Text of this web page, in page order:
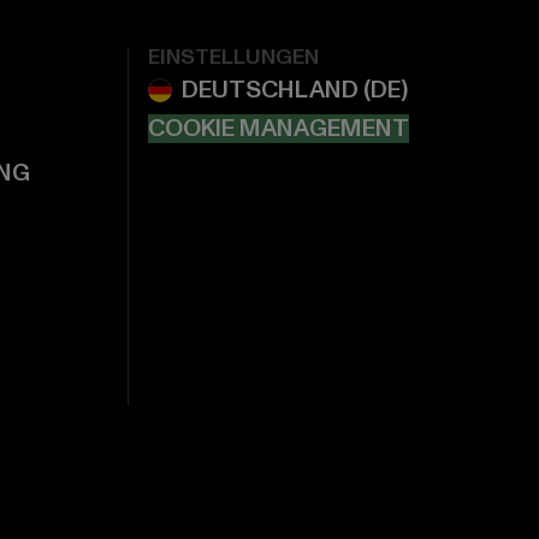
EINSTELLUNGEN
COOKIE MANAGEMENT